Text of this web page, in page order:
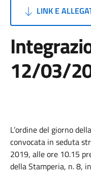
LINK E
12/03/
L’ordine del giorno
convocata in seduta
2019, alle ore 10.15
della Stamperia, n. 8,